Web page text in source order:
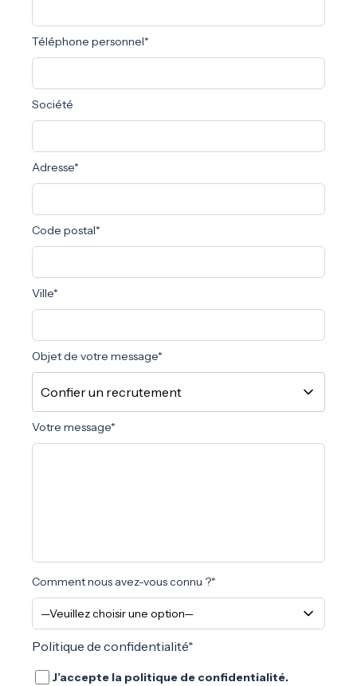
Téléphone personnel*
Société
Adresse*
Code postal*
Ville*
Objet de votre message*
Votre message*
Comment nous avez-vous connu ?*
Politique de confidentialité*
J’accepte la politique de confidentialité.